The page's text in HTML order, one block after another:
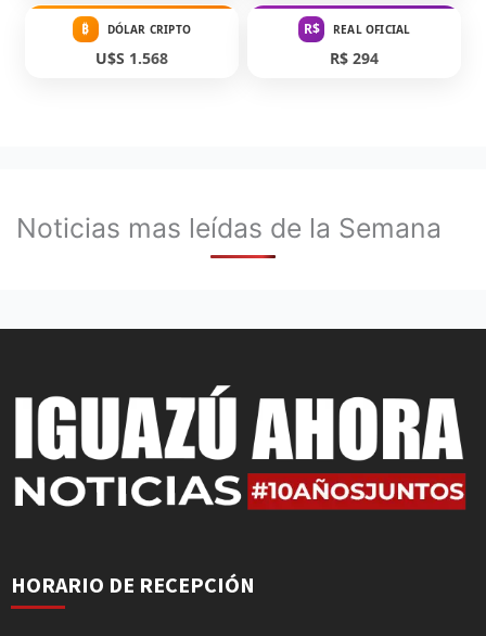
₿ DÓLAR CRIPTO
U$S 1.568
R$ REAL OFICIAL
R$ 294
Noticias mas leídas de la Semana
HORARIO DE RECEPCIÓN